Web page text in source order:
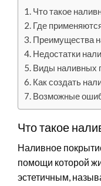
Что такое
Где
Преимущества
Недостатки
Виды наливных
Как создать
Возможные
Что такое
Наливное
помощи которой
эстетичным,